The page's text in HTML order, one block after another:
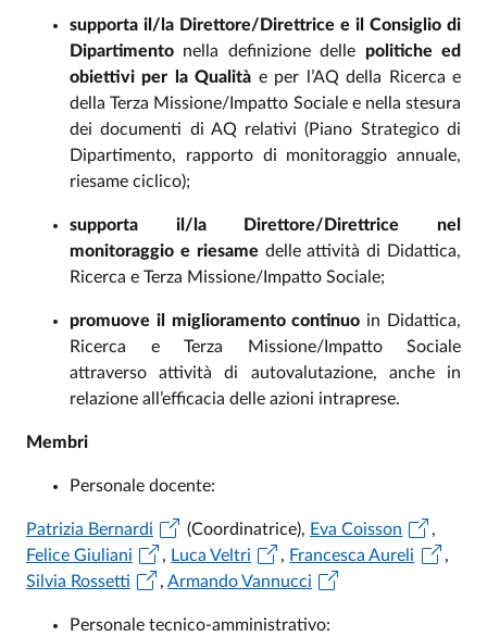
supporta il/la Direttore/Direttrice e il Consiglio di
Dipartimento nella definizione delle politiche ed
obiettivi per la Qualità e per l’AQ della Ricerca e
della Terza Missione/Impatto Sociale e nella stesura
dei documenti di AQ relativi (Piano Strategico di
Dipartimento, rapporto di monitoraggio annuale,
riesame ciclico);
supporta il/la Direttore/Direttrice nel
monitoraggio e riesame delle attività di Didattica,
Ricerca e Terza Missione/Impatto Sociale;
promuove il miglioramento continuo in Didattica,
Ricerca e Terza Missione/Impatto Sociale
attraverso attività di autovalutazione, anche in
relazione all’efficacia delle azioni intraprese.
Membri
Personale docente:
Patrizia Bernardi (Coordinatrice), Eva Coisson
,
Felice Giuliani
, Luca Veltri , Francesca Aureli
,
Silvia Rossetti
,Armando Vannucci
Personale tecnico-amministrativo: